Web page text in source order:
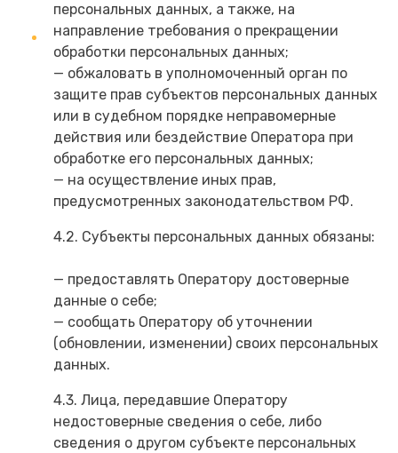
персональных данных, а также, на
направление требования о прекращении
обработки персональных данных;
— обжаловать в уполномоченный орган по
защите прав субъектов персональных данных
или в судебном порядке неправомерные
действия или бездействие Оператора при
обработке его персональных данных;
— на осуществление иных прав,
предусмотренных законодательством РФ.
4.2. Субъекты персональных данных обязаны:
— предоставлять Оператору достоверные
данные о себе;
— сообщать Оператору об уточнении
(обновлении, изменении) своих персональных
данных.
4.3. Лица, передавшие Оператору
недостоверные сведения о себе, либо
сведения о другом субъекте персональных